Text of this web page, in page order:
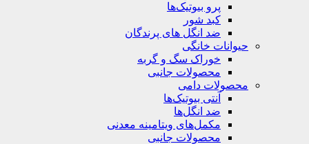
پرو بیوتیک‌ها
کبد شور
ضد انگل های پرندگان
حیوانات خانگی
خوراک سگ و گربه
محصولات جانبی
محصولات دامی
آنتی بیوتیک‌ها
ضد انگل‌ها
مکمل‌های ویتامینه معدنی
محصولات جانبی